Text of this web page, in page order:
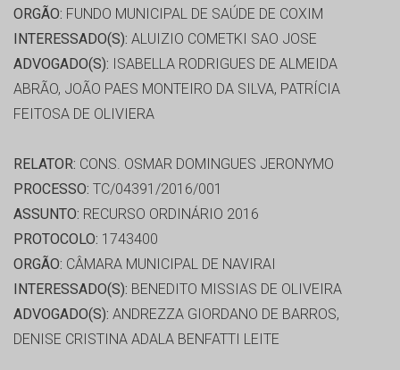
ORGÃO: FUNDO MUNICIPAL DE SAÚDE DE COXIM
INTERESSADO(S): ALUIZIO COMETKI SAO JOSE
ADVOGADO(S): ISABELLA RODRIGUES DE ALMEIDA
ABRÃO, JOÃO PAES MONTEIRO DA SILVA, PATRÍCIA
FEITOSA DE OLIVIERA
RELATOR: CONS. OSMAR DOMINGUES JERONYMO
PROCESSO: TC/04391/2016/001
ASSUNTO: RECURSO ORDINÁRIO 2016
PROTOCOLO: 1743400
ORGÃO: CÂMARA MUNICIPAL DE NAVIRAI
INTERESSADO(S): BENEDITO MISSIAS DE OLIVEIRA
ADVOGADO(S): ANDREZZA GIORDANO DE BARROS,
DENISE CRISTINA ADALA BENFATTI LEITE